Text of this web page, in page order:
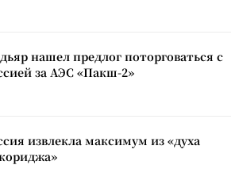
нашел предлог поторговаться с
за АЭС «Пакш-2»
извлекла максимум из «духа